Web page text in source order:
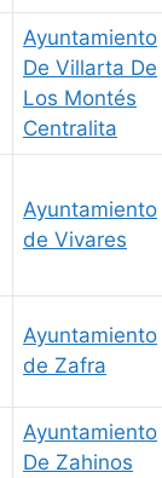
Ayuntamiento
De Villarta De
Los Montés
Centralita
Ayuntamiento
de Vivares
Ayuntamiento
de Zafra
Ayuntamiento
De Zahinos